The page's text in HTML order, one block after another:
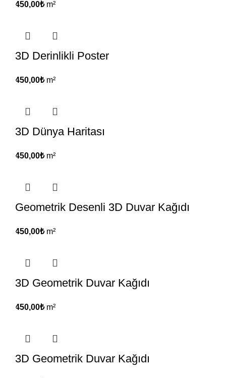
450,00₺m²
3D Derinlikli Poster
450,00₺m²
3D Dünya Haritası
450,00₺m²
Geometrik Desenli 3D Duvar Kağıdı
450,00₺m²
3D Geometrik Duvar Kağıdı
450,00₺m²
3D Geometrik Duvar Kağıdı